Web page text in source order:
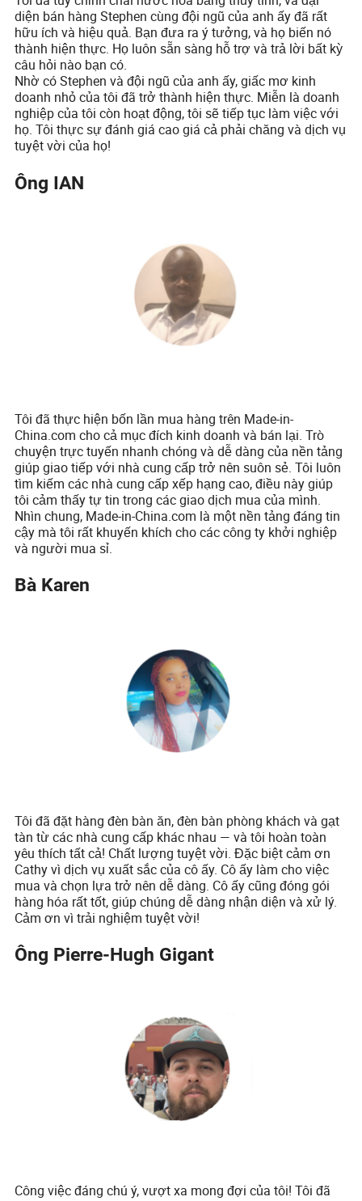
diện bán hàng Stephen cùng đội ngũ của anh ấy đã rất
hữu ích và hiệu quả. Bạn đưa ra ý tưởng, và họ biến nó
thành hiện thực. Họ luôn sẵn sàng hỗ trợ và trả lời bất kỳ
câu hỏi nào bạn có.
Nhờ có Stephen và đội ngũ của anh ấy, giấc mơ kinh
doanh nhỏ của tôi đã trở thành hiện thực. Miễn là doanh
nghiệp của tôi còn hoạt động, tôi sẽ tiếp tục làm việc với
họ. Tôi thực sự đánh giá cao giá cả phải chăng và dịch vụ
tuyệt vời của họ!
Ông IAN
Tôi đã thực hiện bốn lần mua hàng trên Made-in-
China.com cho cả mục đích kinh doanh và bán lại. Trò
chuyện trực tuyến nhanh chóng và dễ dàng của nền tảng
giúp giao tiếp với nhà cung cấp trở nên suôn sẻ. Tôi luôn
tìm kiếm các nhà cung cấp xếp hạng cao, điều này giúp
tôi cảm thấy tự tin trong các giao dịch mua của mình.
Nhìn chung, Made-in-China.com là một nền tảng đáng tin
cậy mà tôi rất khuyến khích cho các công ty khởi nghiệp
và người mua sỉ.
Bà Karen
Tôi đã đặt hàng đèn bàn ăn, đèn bàn phòng khách và gạt
tàn từ các nhà cung cấp khác nhau — và tôi hoàn toàn
yêu thích tất cả! Chất lượng tuyệt vời. Đặc biệt cảm ơn
Cathy vì dịch vụ xuất sắc của cô ấy. Cô ấy làm cho việc
mua và chọn lựa trở nên dễ dàng. Cô ấy cũng đóng gói
hàng hóa rất tốt, giúp chúng dễ dàng nhận diện và xử lý.
Cảm ơn vì trải nghiệm tuyệt vời!
Ông Pierre-Hugh Gigant
Công việc đáng chú ý, vượt xa mong đợi của tôi! Tôi đã